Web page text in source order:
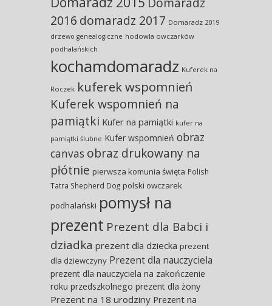
2016 domaradz 2017 Domaradz 2019
drzewo genealogiczne hodowla owczarków
podhalańskich
kochamdomaradz Kuferek na
Roczek kuferek wspomnień
Kuferek wspomnień na
pamiątki Kufer na pamiątki kufer na
pamiątki ślubne Kufer wspomnień obraz
canvas obraz drukowany na
płótnie pierwsza komunia święta Polish
Tatra Shepherd Dog polski owczarek
podhalański pomysł na
prezent Prezent dla Babci i
dziadka prezent dla dziecka prezent
dla dziewczyny Prezent dla nauczyciela
prezent dla nauczyciela na zakończenie
roku przedszkolnego prezent dla żony
Prezent na 18 urodziny Prezent na